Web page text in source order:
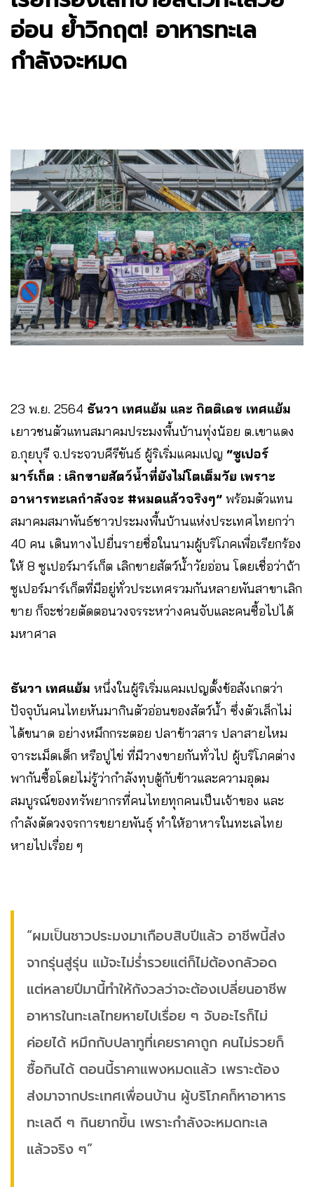
อ่อน ย้ำวิกฤต! อาหารทะเล
กำลังจะหมด
23 พ.ย. 2564 ธันวา เทศแย้ม และ กิตติเดช เทศแย้ม
เยาวชนตัวแทนสมาคมประมงพื้นบ้านทุ่งน้อย ต.เขาแดง
อ.กุยบุรี จ.ประจวบคีรีขันธ์ ผู้ริเริ่มแคมเปญ “ซูเปอร์
มาร์เก็ต : เลิกขายสัตว์น้ำที่ยังไม่โตเต็มวัย เพราะ
อาหารทะเลกำลังจะ #หมดแล้วจริงๆ” พร้อมตัวแทน
สมาคมสมาพันธ์ชาวประมงพื้นบ้านแห่งประเทศไทยกว่า
40 คน เดินทางไปยื่นรายชื่อในนามผู้บริโภคเพื่อเรียกร้อง
ให้ 8 ซูเปอร์มาร์เก็ต เลิกขายสัตว์น้ำวัยอ่อน โดยเชื่อว่าถ้า
ซูเปอร์มาร์เก็ตที่มีอยู่ทั่วประเทศรวมกันหลายพันสาขาเลิก
ขาย ก็จะช่วยตัดตอนวงจรระหว่างคนจับและคนซื้อไปได้
มหาศาล
ธันวา เทศแย้ม หนึ่งในผู้ริเริ่มแคมเปญตั้งข้อสังเกตว่า
ปัจจุบันคนไทยหันมากินตัวอ่อนของสัตว์น้ำ ซึ่งตัวเล็กไม่
ได้ขนาด อย่างหมึกกระตอย ปลาข้าวสาร ปลาสายไหม
จาระเม็ดเด็ก หรือปูไข่ ที่มีวางขายกันทั่วไป ผู้บริโภคต่าง
พากันซื้อโดยไม่รู้ว่ากำลังทุบตู้กับข้าวและความอุดม
สมบูรณ์ของทรัพยากรที่คนไทยทุกคนเป็นเจ้าของ และ
กำลังตัดวงจรการขยายพันธุ์ ทำให้อาหารในทะเลไทย
หายไปเรื่อย ๆ
“ผมเป็นชาวประมงมาเกือบสิบปีแล้ว อาชีพนี้ส่ง
จากรุ่นสู่รุ่น แม้จะไม่ร่ำรวยแต่ก็ไม่ต้องกลัวอด
แต่หลายปีมานี้ทำให้กังวลว่าจะต้องเปลี่ยนอาชีพ
อาหารในทะเลไทยหายไปเรื่อย ๆ จับอะไรก็ไม่
ค่อยได้ หมึกกับปลาทูที่เคยราคาถูก คนไม่รวยก็
ซื้อกินได้ ตอนนี้ราคาแพงหมดแล้ว เพราะต้อง
ส่งมาจากประเทศเพื่อนบ้าน ผู้บริโภคก็หาอาหาร
ทะเลดี ๆ กินยากขึ้น เพราะกำลังจะหมดทะเล
แล้วจริง ๆ”